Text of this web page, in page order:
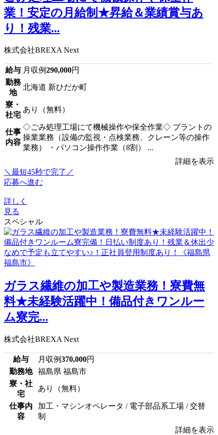
業！安定の月給制★昇給＆業績賞与あ
り！残業...
株式会社BREXA Next
給与 月収例290,000円
勤務
地
北海道 新ひだか町
寮・
社宅
あり（無料）
仕事
内容
◇ごみ処理工場にて機械操作や保全作業◇ プラントの
操業業務（設備の監視・点検業務、クレーン等の操作
業務） ・パソコン操作作業（8割） ...
詳細を表示
＼最短45秒で完了／
応募へ進む
詳しく
見る
スペシャル
ガラス繊維の加工や製造業務！寮費無
料★未経験活躍中！備品付きワンルー
ム寮完...
株式会社BREXA Next
給与 月収例370,000円
勤務地
福島県 福島市
寮・社
宅
あり（無料）
仕事内
容
加工・マシンオペレータ / 電子部品系工場 / 交替
制
詳細を表示